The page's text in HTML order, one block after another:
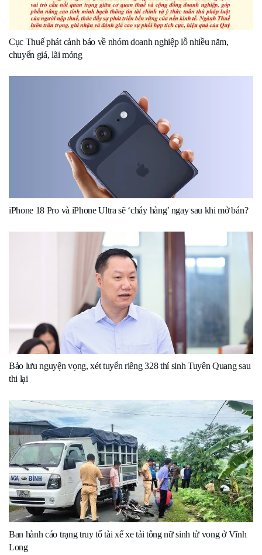
Cục Thuế phát cảnh báo về nhóm doanh nghiệp lỗ nhiều năm,
chuyển giá, lãi mỏng
iPhone 18 Pro và iPhone Ultra sẽ ‘cháy hàng’ ngay sau khi mở bán?
Bảo lưu nguyện vọng, xét tuyển riêng 328 thí sinh Tuyên Quang sau
thi lại
Ban hành cáo trạng truy tố tài xế xe tải tông nữ sinh tử vong ở Vĩnh
Long